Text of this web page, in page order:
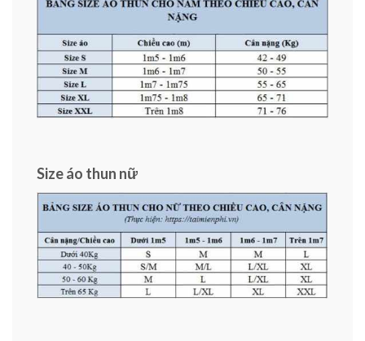
Size áo thun nữ